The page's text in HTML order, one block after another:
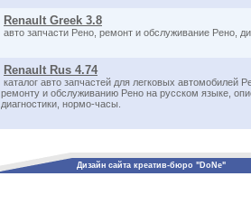
Renault Greek 3.8
авто запчасти Рено, ремонт и обслуживание Рено,
Renault Rus 4.74
каталог авто запчастей для легковых автомобилей
ремонту и обслуживанию Рено на русском языке,
диагностики, нормо-часы.
Дизайн сайта креатив-бюро "DoNe"